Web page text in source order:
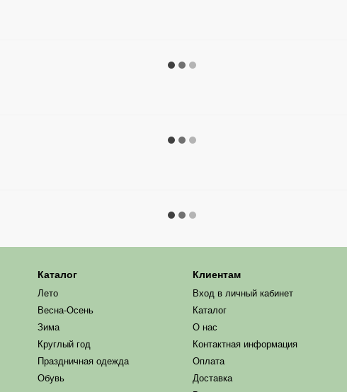
Каталог
Лето
Весна-Осень
Зима
Круглый год
Праздничная одежда
Обувь
Клиентам
Вход в личный кабинет
Каталог
О нас
Контактная информация
Оплата
Доставка